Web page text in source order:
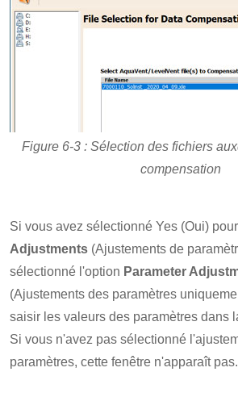
Figure 6-3 : Sélection des fichiers
compensation
Si vous avez sélectionné Yes (Oui) pour
Adjustments (Ajustements de
sélectionné l'option Parameter
(Ajustements des paramètres
saisir les valeurs des paramètres dans
Si vous n'avez pas sélectionné
paramètres, cette fenêtre n'apparaît pas.